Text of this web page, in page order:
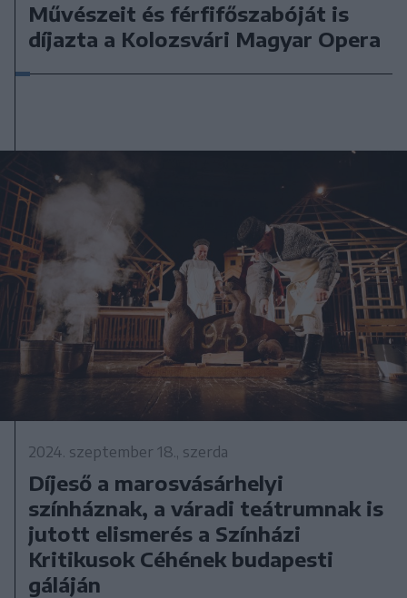
Művészeit és férfifőszabóját is
díjazta a Kolozsvári Magyar Opera
2024. szeptember 18., szerda
Díjeső a marosvásárhelyi
színháznak, a váradi teátrumnak is
jutott elismerés a Színházi
Kritikusok Céhének budapesti
gáláján